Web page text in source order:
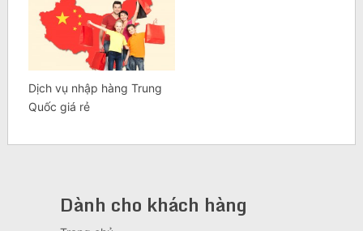
Dịch vụ nhập hàng Trung
Quốc giá rẻ
Dành cho khách hàng